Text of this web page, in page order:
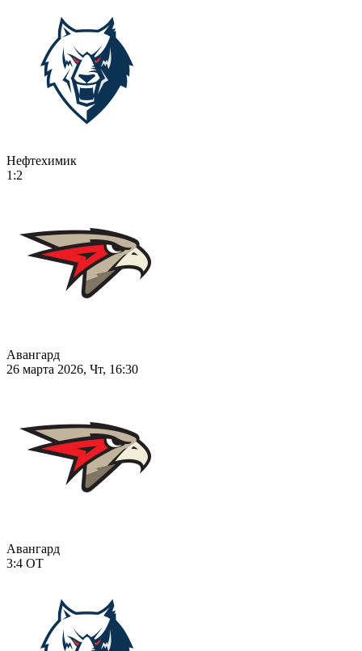
Нефтехимик
1:2
Авангард
26 марта 2026, Чт, 16:30
Авангард
3:4 ОТ